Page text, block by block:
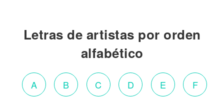
Letras de artistas por orden
alfabético
A B C D E F